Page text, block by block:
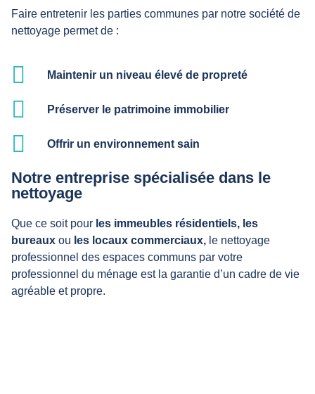
Faire entretenir les parties communes par notre société de
nettoyage permet de :
Maintenir un niveau élevé de propreté
Préserver le patrimoine immobilier
Offrir un environnement sain
Notre entreprise spécialisée dans le
nettoyage
Que ce soit pour les immeubles résidentiels, les
bureaux ou les locaux commerciaux, le nettoyage
professionnel des espaces communs par votre
professionnel du ménage est la garantie d’un cadre de vie
agréable et propre.